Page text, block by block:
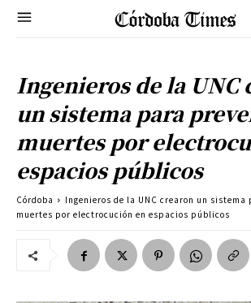
Ingenieros de la UNC
un sistema para
muertes por
espacios públicos
Córdoba
Ingenieros de la UNC crearon un
muertes por electrocución en espacios públicos